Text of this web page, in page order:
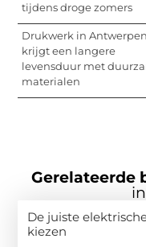
tijdens droge zomers
Drukwerk in Antwerpen
krijgt een langere
levensduur met
materialen
Gerelateerde
De juiste
kiezen